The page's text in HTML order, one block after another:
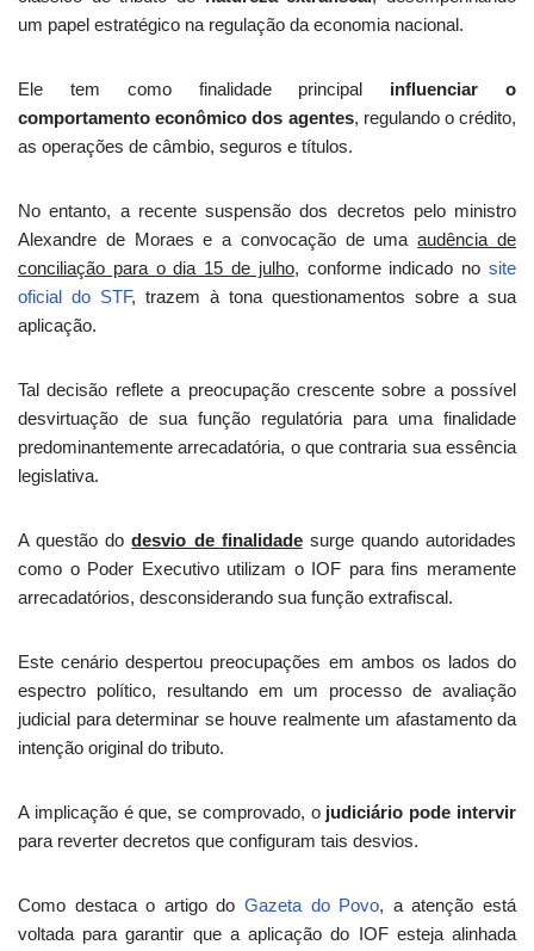
um papel estratégico na regulação da economia nacional.
Ele tem como finalidade principal influenciar o
comportamento econômico dos agentes, regulando o crédito,
as operações de câmbio, seguros e títulos.
No entanto, a recente suspensão dos decretos pelo ministro
Alexandre de Moraes e a convocação de umaaudência de
conciliação para o dia 15 de julho, conforme indicado nosite
oficial do STF, trazem à tona questionamentos sobre a sua
aplicação.
Tal decisão reflete a preocupação crescente sobre a possível
desvirtuação de sua função regulatória para uma finalidade
predominantemente arrecadatória, o que contraria sua essência
legislativa.
A questão dodesvio de finalidadesurge quando autoridades
como o Poder Executivo utilizam o IOF para fins meramente
arrecadatórios, desconsiderando sua função extrafiscal.
Este cenário despertou preocupações em ambos os lados do
espectro político, resultando em um processo de avaliação
judicial para determinar se houve realmente um afastamento da
intenção original do tributo.
A implicação é que, se comprovado, o judiciário pode intervir
para reverter decretos que configuram tais desvios.
Como destaca o artigo do Gazeta do Povo, a atenção está
voltada para garantir que a aplicação do IOF esteja alinhada